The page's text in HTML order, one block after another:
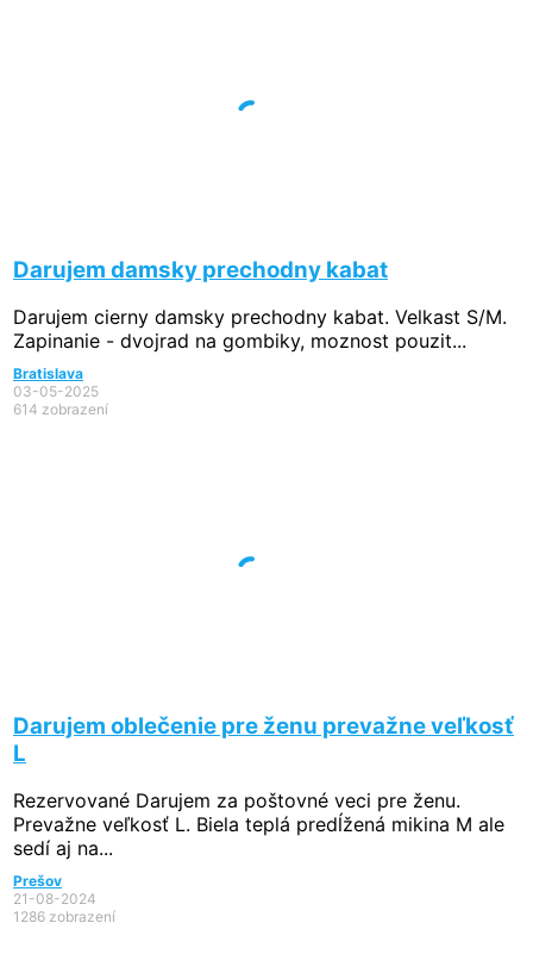
Darujem damsky prechodny kabat
Darujem cierny damsky prechodny kabat. Velkast S/M.
Zapinanie - dvojrad na gombiky, moznost pouzit...
Bratislava
03-05-2025
614 zobrazení
Darujem oblečenie pre ženu prevažne veľkosť
L
Rezervované Darujem za poštovné veci pre ženu.
Prevažne veľkosť L. Biela teplá predĺžená mikina M ale
sedí aj na...
Prešov
21-08-2024
1286 zobrazení